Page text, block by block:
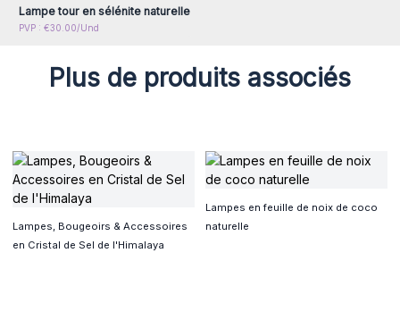
tour au sélénite naturel en gros est livrée avec un cable
d'alimentation.
Lampe tour en sélénite naturelle
PVP : €30.00/Und
Plus de produits associés
Lampes, Bougeoirs & Accessoires
en Cristal de Sel de l'Himalaya
Lampes en feuille de noix de coco
naturelle